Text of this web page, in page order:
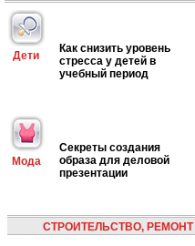
Дети
Как снизить уровень
стресса у детей в
учебный период
Мода
Секреты создания
образа для деловой
презентации
СТРОИТЕЛЬСТВО, РЕМОНТ